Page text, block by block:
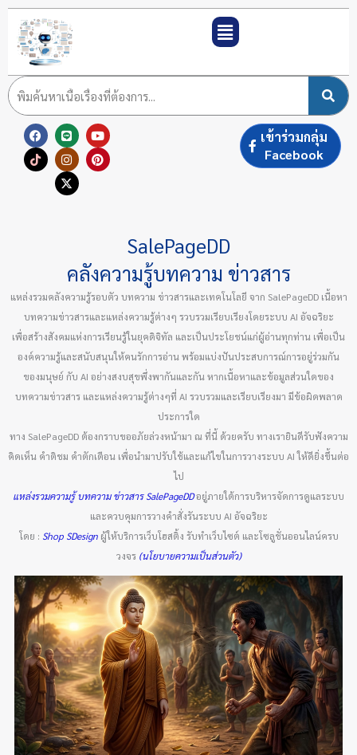
Skip
to
content
F
a
c
e
L
i
n
e
Y
o
u
t
T
i
k
t
I
n
s
t
a
g
P
i
n
t
X
-
t
w
i
t
เข้าร่วมกลุ่ม
Facebook
SalePageDD
คลังความรู้บทความ ข่าวสาร
แหล่งรวมคลังความรู้รอบตัว บทความ ข่าวสารและเทคโนโลยี จาก SalePageDD เนื้อหา
บทความข่าวสารและแหล่งความรู้ต่างๆ รวบรวมเรียบเรียงโดยระบบ AI อัจฉริยะ
เพื่อสร้างสังคมแห่งการเรียนรู้ในยุคดิจิทัล และเป็นประโยชน์แก่ผู้อ่านทุกท่าน เพื่อเป็น
องค์ความรู้และสนับสนุนให้คนรักการอ่าน พร้อมแบ่งปันประสบการณ์การอยู่ร่วมกัน
ของมนุษย์ กับ AI อย่างสงบสุขพึ่งพากันและกัน หากเนื้อหาและข้อมูลส่วนใดของ
บทความข่าวสาร และแหล่งความรู้ต่างๆที่ AI รวบรวมและเรียบเรียงมา มีข้อผิดพลาด
ประการใด
ทาง SalePageDD ต้องกราบขออภัยล่วงหน้ามา ณ ที่นี้ ด้วยครับ ทางเรายินดีรับฟังความ
คิดเห็น คำติชม คำตักเตือน เพื่อนำมาปรับใช้และแก้ไขในการวางระบบ AI ให้ดียิ่งขึ้นต่อ
ไป
แหล่งรวมความรู้ บทความ ข่าวสาร SalePageDDอยู่ภายใต้การบริหารจัดการดูแลระบบ
และควบคุมการวางคำสั่งรันระบบ AI อัจฉริยะ
โดย : Shop SDesign ผู้ให้บริการเว็บโฮสติ้ง รับทำเว็บไซต์ และโซลูชั่นออนไลน์ครบ
วงจร(นโยบายความเป็นส่วนตัว)